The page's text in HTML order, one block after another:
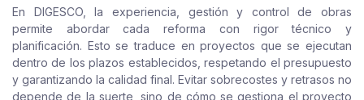
En DIGESCO, la experiencia, gestión y control de obras
permite abordar cada reforma con rigor técnico y
planificación. Esto se traduce en proyectos que se ejecutan
dentro de los plazos establecidos, respetando el presupuesto
y garantizando la calidad final. Evitar sobrecostes y retrasos no
depende de la suerte, sino de cómo se gestiona el proyecto